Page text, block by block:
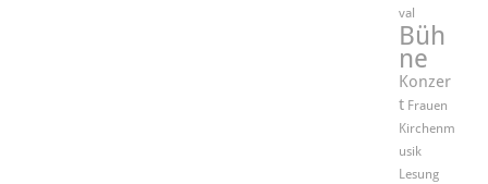
val
Büh
ne
Konzer
t Frauen
Kirchenm
usik
Lesung